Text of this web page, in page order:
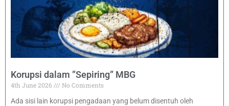
Korupsi dalam ”Sepiring” MBG
4th June 2026
No Comments
Ada sisi lain korupsi pengadaan yang belum disentuh oleh